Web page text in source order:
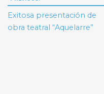
de
entradas
Exitosa presentación de
obra teatral “Aquelarre”